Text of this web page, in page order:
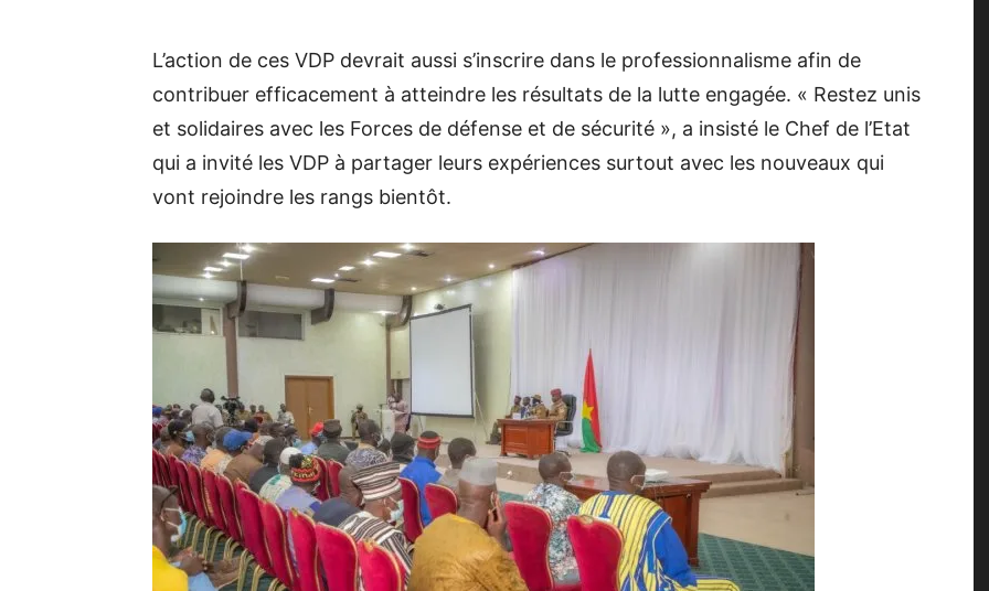
L’action de ces VDP devrait aussi s’inscrire dans le professionnalisme afin de
contribuer efficacement à atteindre les résultats de la lutte engagée. « Restez unis
et solidaires avec les Forces de défense et de sécurité », a insisté le Chef de l’Etat
qui a invité les VDP à partager leurs expériences surtout avec les nouveaux qui
vont rejoindre les rangs bientôt.